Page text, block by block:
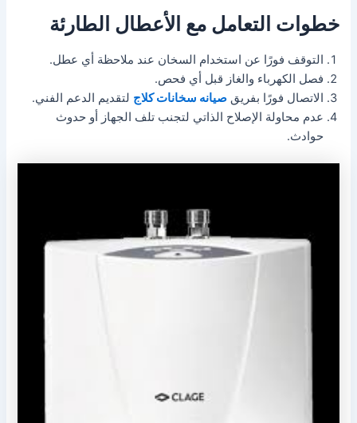
خطوات التعامل مع الأعطال الطارئة
التوقف فورًا عن استخدام السخان عند ملاحظة أي عطل.
فصل الكهرباء والغاز قبل أي فحص.
الاتصال فورًا بفريقصيانه سخانات كلاج لتقديم الدعم الفني.
عدم محاولة الإصلاح الذاتي لتجنب تلف الجهاز أو حدوث
حوادث.